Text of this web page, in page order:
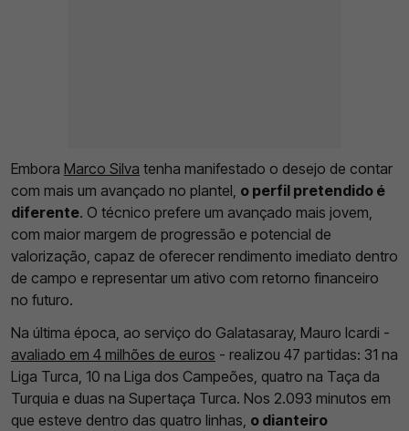
Embora Marco Silva tenha manifestado o desejo de contar
com mais um avançado no plantel, o perfil pretendido é
diferente. O técnico prefere um avançado mais jovem,
com maior margem de progressão e potencial de
valorização, capaz de oferecer rendimento imediato dentro
de campo e representar um ativo com retorno financeiro
no futuro.
Na última época, ao serviço do Galatasaray, Mauro Icardi -
avaliado em 4 milhões de euros - realizou 47 partidas: 31 na
Liga Turca, 10 na Liga dos Campeões, quatro na Taça da
Turquia e duas na Supertaça Turca. Nos 2.093 minutos em
que esteve dentro das quatro linhas, o dianteiro